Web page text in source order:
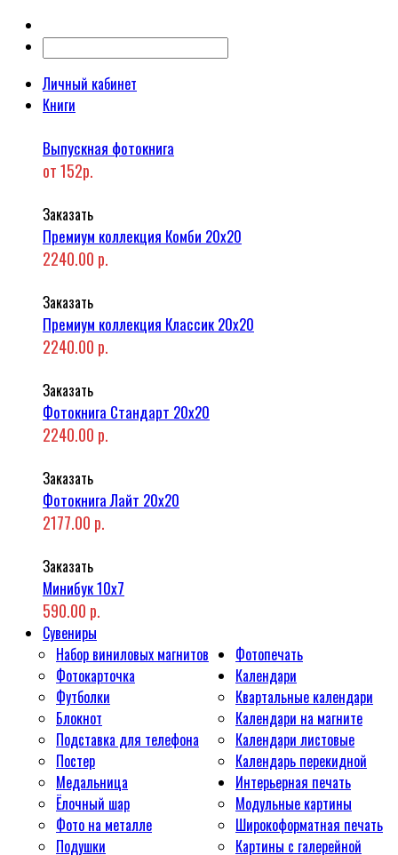
Личный кабинет
Книги
Выпускная фотокнига
от 152р.
Заказать
Премиум коллекция Комби 20x20
2240.00 р.
Заказать
Премиум коллекция Классик 20x20
2240.00 р.
Заказать
Фотокнига Стандарт 20x20
2240.00 р.
Заказать
Фотокнига Лайт 20x20
2177.00 р.
Заказать
Минибук 10х7
590.00 р.
Сувениры
Набор виниловых магнитов
Фотокарточка
Футболки
Блокнот
Подставка для телефона
Постер
Медальница
Ёлочный шар
Фото на металле
Подушки
Фотопечать
Календари
Квартальные календари
Календари на магните
Календари листовые
Календарь перекидной
Интерьерная печать
Модульные картины
Широкоформатная печать
Картины с галерейной